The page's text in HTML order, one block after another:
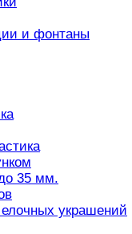
и фонтаны
35 мм.
украшений